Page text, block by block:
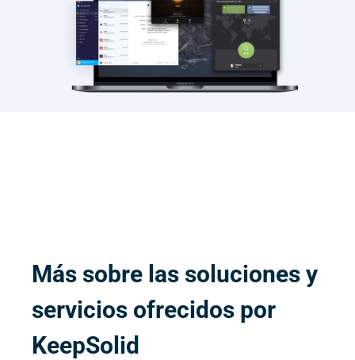
Más sobre las soluciones y
servicios ofrecidos por
KeepSolid